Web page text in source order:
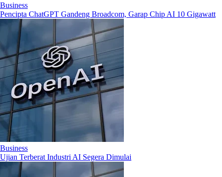
Business
Pencipta ChatGPT Gandeng Broadcom, Garap Chip AI 10 Gigawatt
Business
Ujian Terberat Industri AI Segera Dimulai